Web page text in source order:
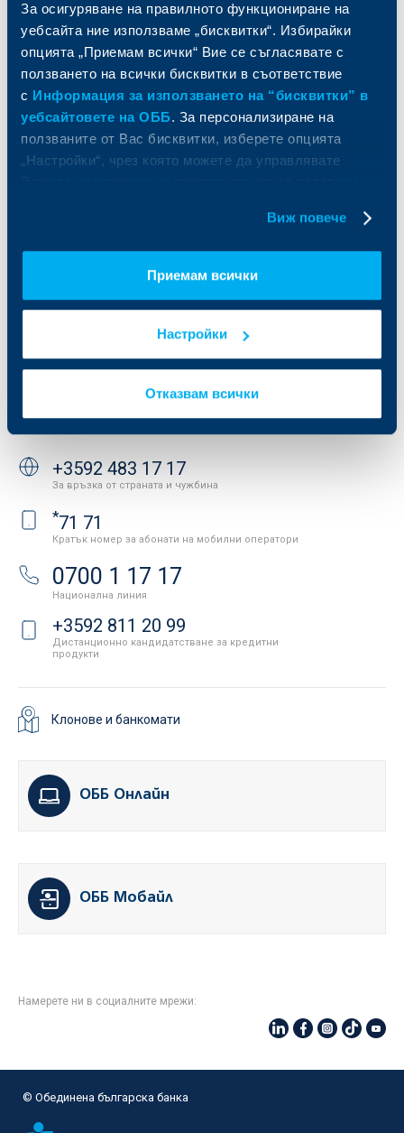
За осигуряване на правилното функциониране на
уебсайта ние използваме „бисквитки“. Избирайки
опцията „Приемам всички“ Вие се съгласявате с
ползването на всички бисквитки в съответствие
с Информация за използването на “бисквитки” в
уебсайтовете на ОББ. За персонализиране на
ползваните от Вас бисквитки, изберете опцията
„Настройки“, чрез която можете да управлявате
Виж повече
Приемам всички
Настройки
Отказвам всички
Актуализация на клиентски данни Факторинг
Кредити за собственици на фирми
Финансови институции и суверени
За ОББ
Кои сме ние
За KBC Груп
ОББ Галерия
Групата на KBC
ДЗИ
ОББ Интерлийз
ОББ Застрахователен брокер
Условия за ползване на сайта
Защита на личните данни
Важни документи
Свържете се с нас
+3592 483 17 17
За връзка от страната и чужбина
*71 71
Кратък номер за абонати на мобилни оператори
0700 1 17 17
Национална линия
+3592 811 20 99
Дистанционно кандидатстване за кредитни
продукти
Клонове и банкомати
ОББ Онлайн
ОББ Мобайл
Намерете ни в социалните мрежи:
© Oбединена българска банка